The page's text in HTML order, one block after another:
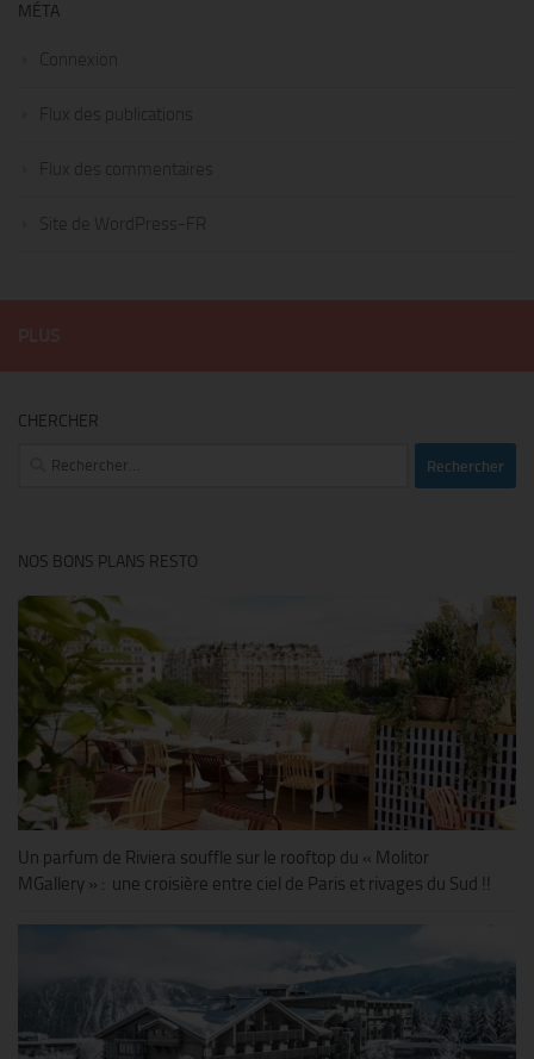
MÉTA
Connexion
Flux des publications
Flux des commentaires
Site de WordPress-FR
CHERCHER
Rechercher :
NOS BONS PLANS RESTO
Un parfum de Riviera souffle sur le rooftop du « Molitor
MGallery » : une croisière entre ciel de Paris et rivages du Sud !!